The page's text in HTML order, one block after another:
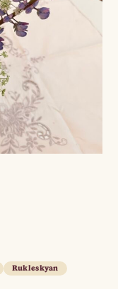
Rukleskyan